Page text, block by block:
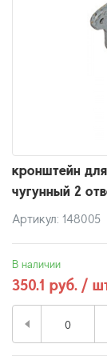
кронштейн
чугунный 2
Артикул: 148005
В наличии
350.1 руб. /